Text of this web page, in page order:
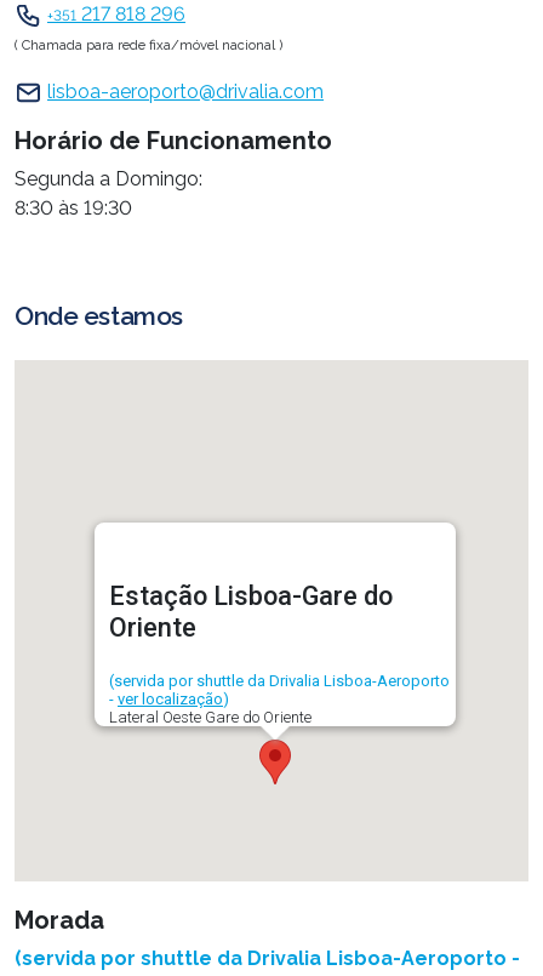
+351 217 818 296
( Chamada para rede fixa/móvel nacional )
lisboa-aeroporto@drivalia.com
Horário de Funcionamento
Segunda a Domingo:
8:30 às 19:30
Onde estamos
Estação Lisboa-Gare do
Oriente
(servida por shuttle da Drivalia Lisboa-Aeroporto
- ver localização)
Lateral Oeste Gare do Oriente
Morada
(servida por shuttle da Drivalia Lisboa-Aeroporto -